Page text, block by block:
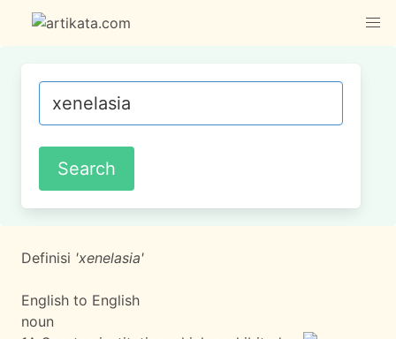
Definisi 'xenelasia'
English to English
noun